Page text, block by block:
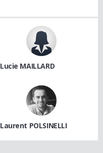
Lucie MAILLARD
Laurent POLSINELLI